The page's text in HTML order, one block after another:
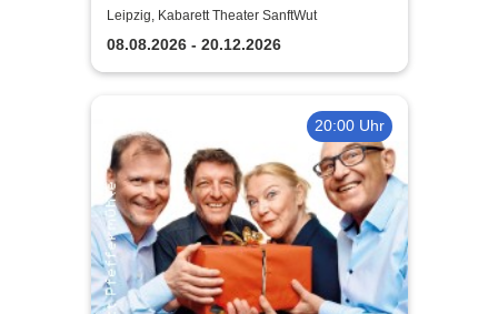
steht wirklich im
Kühlschrank!
Leipzig, Kabarett Theater SanftWut
08.08.2026 - 20.12.2026
20:00 Uhr